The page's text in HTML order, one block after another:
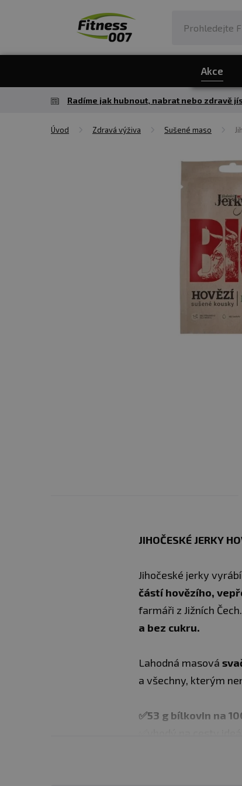
Akce
Radíme jak hubnout, nabrat nebo zdravě
Úvod Zdravá výživa Sušené maso
JIHOČESKÉ JERKY
Jihočeské jerky
částí hovězího,
farmáři z Jižních Čech.
a bez cukru.
Lahodná masová
a všechny, kterým
✅53 g bílkovin na
✅neobsahují žádná